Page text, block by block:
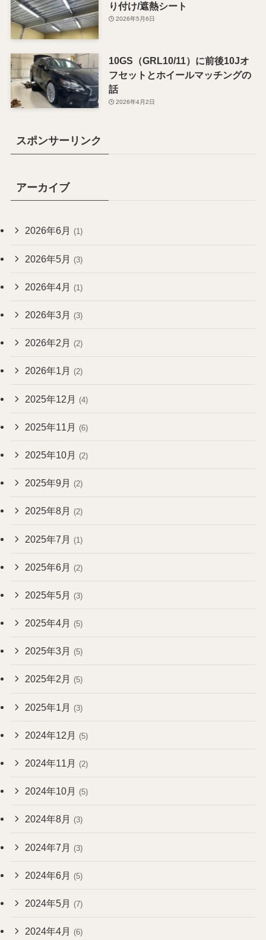
り付け/遮熱シート
2026年5月6日
10GS（GRL10/11）に前後10Jオ
フセットとホイールマッチングの
話
2026年4月2日
スポンサーリンク
アーカイブ
2026年6月 (1)
2026年5月 (3)
2026年4月 (1)
2026年3月 (3)
2026年2月 (2)
2026年1月 (2)
2025年12月 (4)
2025年11月 (6)
2025年10月 (2)
2025年9月 (2)
2025年8月 (2)
2025年7月 (1)
2025年6月 (2)
2025年5月 (3)
2025年4月 (5)
2025年3月 (5)
2025年2月 (5)
2025年1月 (3)
2024年12月 (5)
2024年11月 (2)
2024年10月 (5)
2024年8月 (3)
2024年7月 (3)
2024年6月 (5)
2024年5月 (7)
2024年4月 (6)